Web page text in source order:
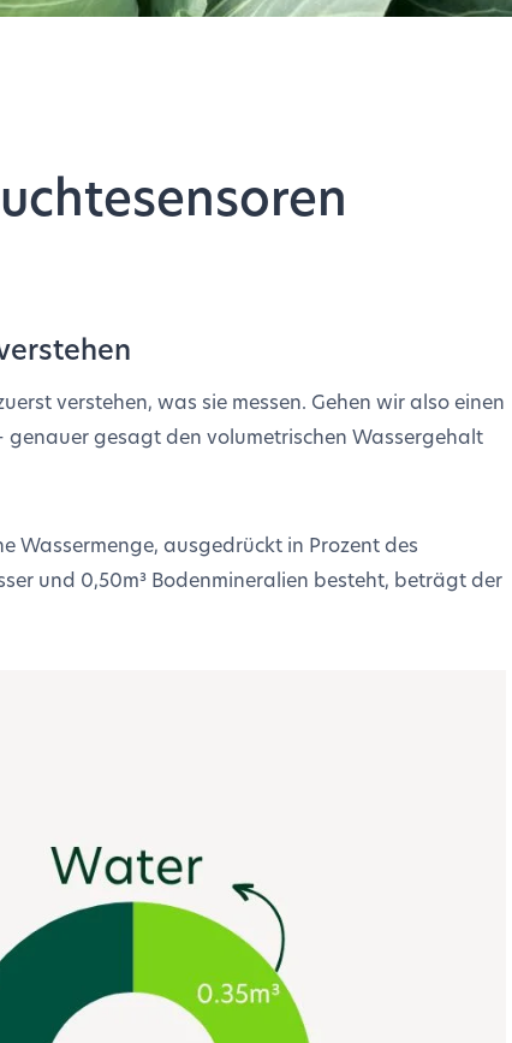
verstehen, was sie messen. Gehen wir also einen
gesagt den volumetrischen Wassergehalt
Wassermenge, ausgedrückt in Prozent des
und 0,50m³ Bodenmineralien besteht, beträgt der